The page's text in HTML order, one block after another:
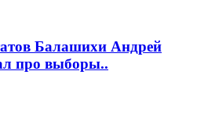
Балашихи Андрей
про выборы..